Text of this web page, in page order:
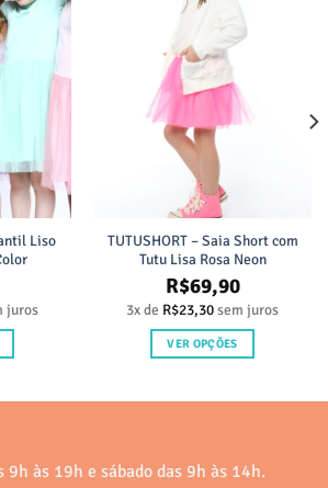
Liso
juros
TUTUSHORT – Saia Short com
Tutu Lisa Rosa Neon
R$69,90
3x de R$23,30sem juros
VER OPÇÕES
variantes.
9h às 19h e sábado das 9h às 14h.